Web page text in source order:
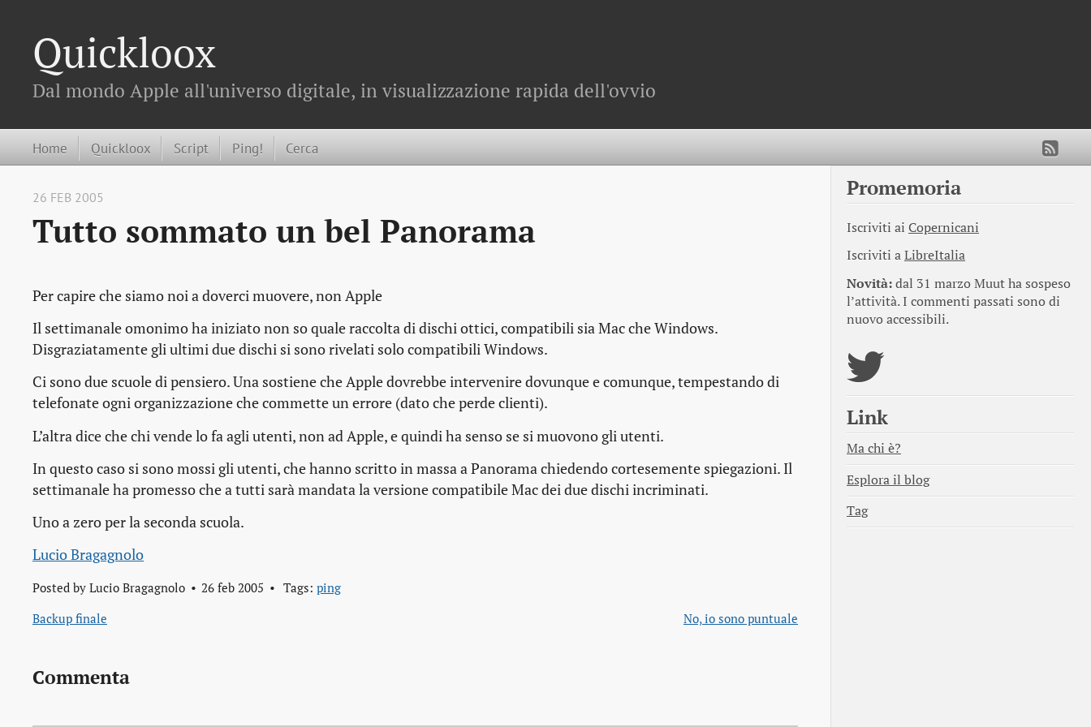
Quickloox
Dal mondo Apple all'universo digitale, in visualizzazione rapida dell'ovvio
Home Quickloox Script Ping! Cerca
26 FEB 2005
Tutto sommato un bel Panorama
Per capire che siamo noi a doverci muovere, non Apple
Il settimanale omonimo ha iniziato non so quale raccolta di dischi ottici, compatibili sia Mac che Windows.
Disgraziatamente gli ultimi due dischi si sono rivelati solo compatibili Windows.
Ci sono due scuole di pensiero. Una sostiene che Apple dovrebbe intervenire dovunque e comunque, tempestando di
telefonate ogni organizzazione che commette un errore (dato che perde clienti).
L’altra dice che chi vende lo fa agli utenti, non ad Apple, e quindi ha senso se si muovono gli utenti.
In questo caso si sono mossi gli utenti, che hanno scritto in massa a Panorama chiedendo cortesemente spiegazioni. Il
settimanale ha promesso che a tutti sarà mandata la versione compatibile Mac dei due dischi incriminati.
Uno a zero per la seconda scuola.
Lucio Bragagnolo
Posted by Lucio Bragagnolo 26 feb 2005 Tags: ping
Backup finale
No, io sono puntuale
Commenta
Promemoria
Iscriviti ai Copernicani
Iscriviti aLibreItalia
Novità:dal 31 marzo Muut ha sospeso
l’attività. I commenti passati sono di
nuovo accessibili.
Link
Ma chi è?
Esplora il blog
Tag